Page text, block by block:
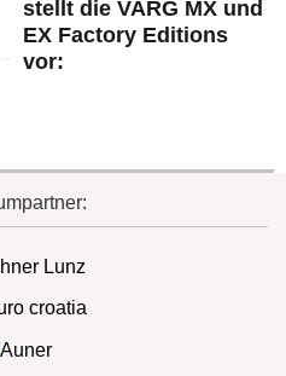
stellt die VARG MX und
EX Factory Editions
vor: